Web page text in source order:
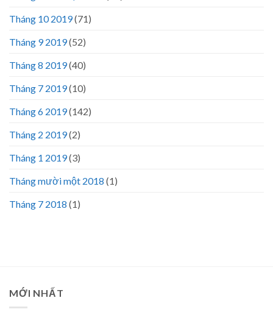
Tháng 10 2019(71)
Tháng 9 2019(52)
Tháng 8 2019(40)
Tháng 7 2019(10)
Tháng 6 2019(142)
Tháng 2 2019(2)
Tháng 1 2019(3)
Tháng mười một 2018 (1)
Tháng 7 2018 (1)
MỚI NHẤT